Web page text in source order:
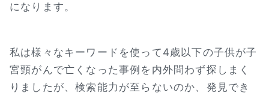
になります。
私は様々なキーワードを使って4歳以下の子供が子
宮頸がんで亡くなった事例を内外問わず探しまく
りましたが、検索能力が至らないのか、発見でき